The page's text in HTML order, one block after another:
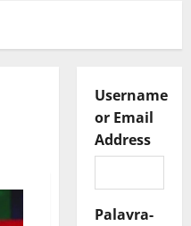
Username
or Email
Address
Palavra-